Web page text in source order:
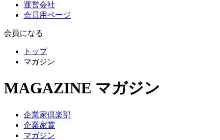
運営会社
会員用ページ
会員になる
トップ
マガジン
MAGAZINE マガジン
企業家倶楽部
企業家賞
マガジン